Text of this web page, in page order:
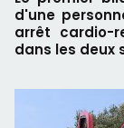
d'une
arrêt cardio-
dans les deux